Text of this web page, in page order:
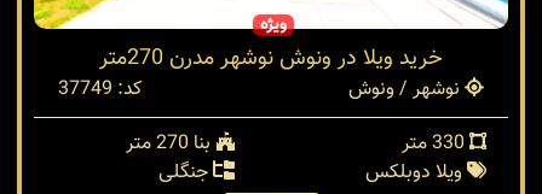
ویژه
خرید ویلا در ونوش نوشهر مدرن 270متر
نوشهر / ونوش
کد: 37749
بنا 270 متر
ویلا دوبلکس
جنگلی